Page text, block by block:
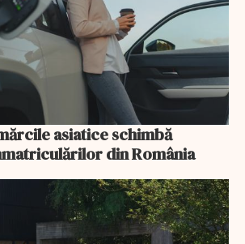
asiatice schimbă
din România